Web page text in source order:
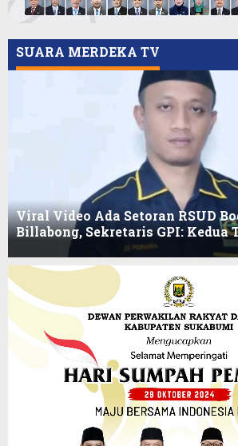
SUARA MERDEKA TV
Viral Video Ada Setoran RSUD
Billabong, Sekretaris GPI: Kedua